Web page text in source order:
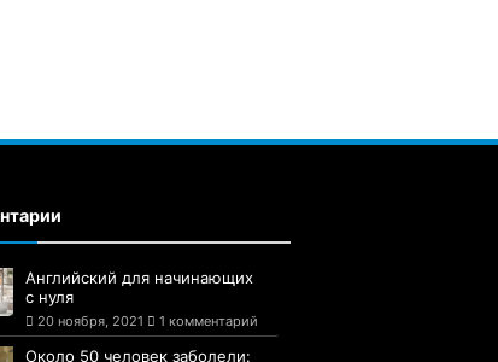
Английский для начинающих
с нуля
20 ноября, 2021 1 комментарий
Около 50 человек заболели: